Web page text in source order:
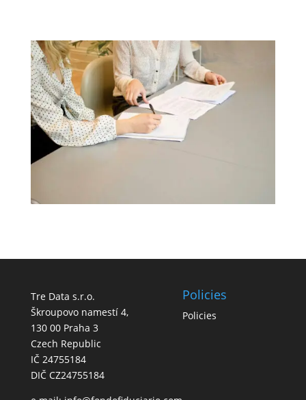
Tre Data s.r.o.
Škroupovo namestí 4,
130 00 Praha 3
Czech Republic
IČ 24755184
DIČ CZ24755184
Policies
Policies